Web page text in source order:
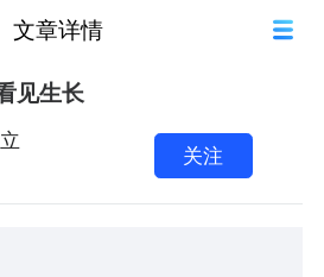
文章详情
见生长
关注